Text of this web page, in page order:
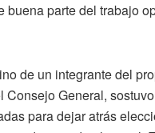
buena parte del trabajo
de un integrante del
Consejo General,
para dejar atrás